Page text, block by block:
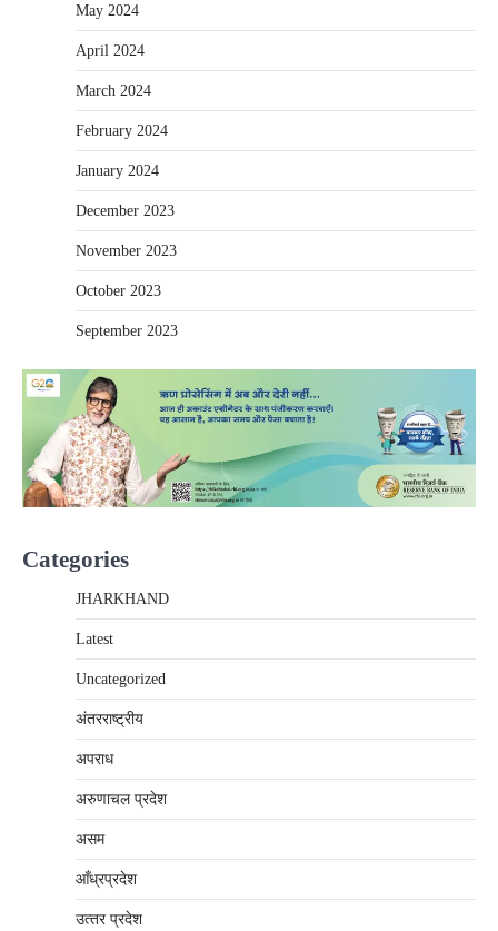
May 2024
April 2024
March 2024
February 2024
January 2024
December 2023
November 2023
October 2023
September 2023
Categories
JHARKHAND
Latest
Uncategorized
अंतरराष्‍ट्रीय
अपराध
अरुणाचल प्रदेश
असम
आँध्रप्रदेश
उत्‍तर प्रदेश